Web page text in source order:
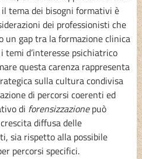
tema dei bisogni formativi è
dei professionisti che
un gap tra la formazione clinica
d’interesse psichiatrico
questa carenza rappresenta
sulla cultura condivisa
di percorsi coerenti ed
di forensizzazionepuò
diffusa delle
sia rispetto alla possibile
percorsi specifici.